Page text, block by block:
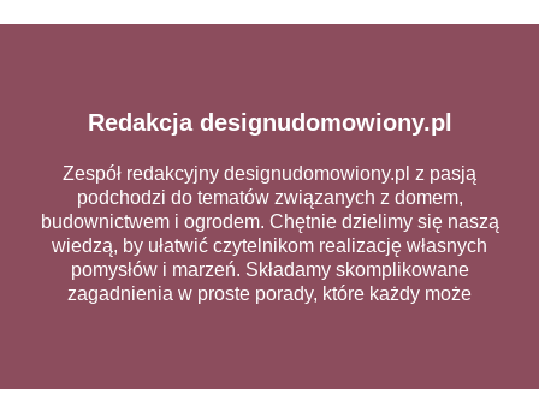
Redakcja designudomowiony.pl
Zespół redakcyjny designudomowiony.pl z pasją
podchodzi do tematów związanych z domem,
budownictwem i ogrodem. Chętnie dzielimy się naszą
wiedzą, by ułatwić czytelnikom realizację własnych
pomysłów i marzeń. Składamy skomplikowane
zagadnienia w proste porady, które każdy może